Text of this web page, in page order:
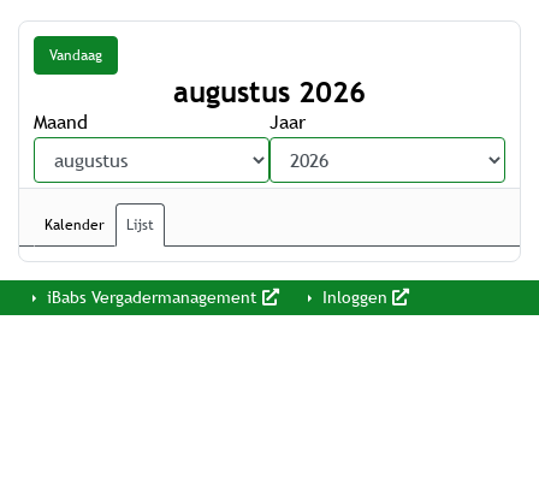
Vandaag
augustus 2026
Maand Jaar
Kalender Lijst
iBabs Vergadermanagement Inloggen